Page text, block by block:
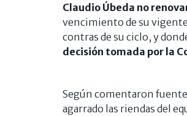
Claudio Úbeda no
vencimiento de su
contras de su ciclo, y
decisión tomada por la
Según comentaron
agarrado las riendas del